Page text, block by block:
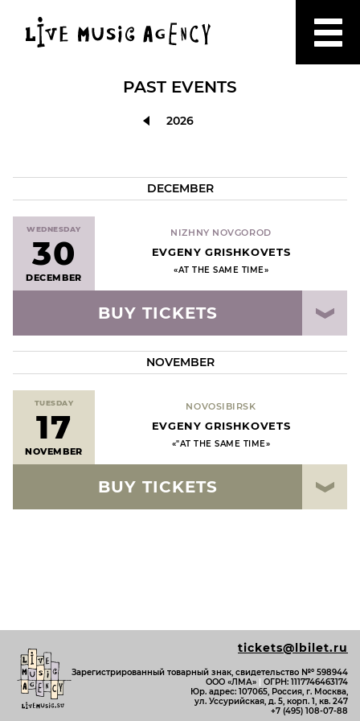
PAST EVENTS
2026
DECEMBER
WEDNESDAY
30
DECEMBER
NIZHNY NOVGOROD
EVGENY GRISHKOVETS
«AT THE SAME TIME»
BUY TICKETS
NOVEMBER
TUESDAY
17
NOVEMBER
NOVOSIBIRSK
EVGENY GRISHKOVETS
«"AT THE SAME TIME»
BUY TICKETS
tickets@lbilet.ru
Зарегистрированный товарный знак, свидетельство №º 598944
ООО «ЛМА» | ОГРН: 1117746463174
Юр. адрес: 107065, Россия, г. Москва,
ул. Уссурийская, д. 5, корп. 1, кв. 247
+7 (495) 108-07-88